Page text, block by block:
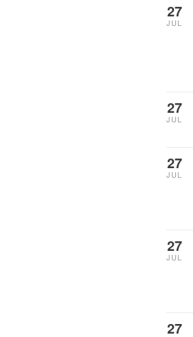
27
JUL
27
JUL
27
JUL
27
JUL
27